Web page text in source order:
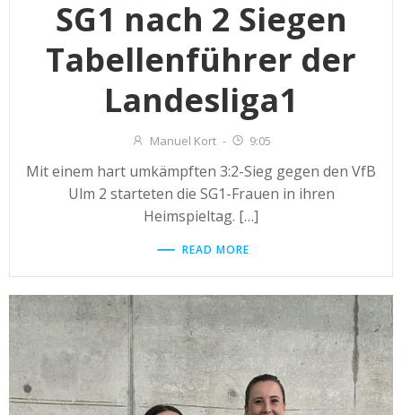
SG1 nach 2 Siegen
Tabellenführer der
Landesliga1
Manuel Kort - 9:05
Mit einem hart umkämpften 3:2-Sieg gegen den VfB
Ulm 2 starteten die SG1-Frauen in ihren
Heimspieltag. […]
READ MORE